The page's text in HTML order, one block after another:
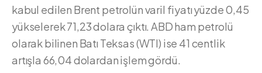
kabul edilen Brent petrolün varil fiyatı yüzde 0,45
yükselerek 71,23 dolara çıktı. ABD ham petrolü
olarak bilinen Batı Teksas (WTI) ise 41 centlik
artışla 66,04 dolardan işlem gördü.